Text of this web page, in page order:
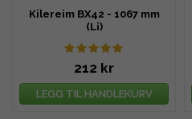
Kilereim BX42 - 1067 mm
(Li)
212 kr
LEGG TIL HANDLEKURV